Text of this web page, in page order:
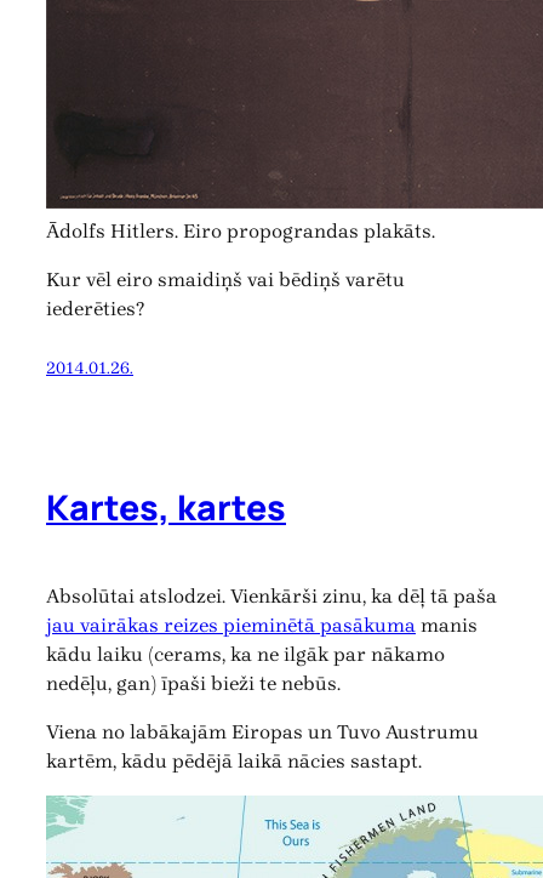
Ādolfs Hitlers. Eiro propograndas plakāts.
Kur vēl eiro smaidiņš vai bēdiņš varētu
iederēties?
2014.01.26.
Kartes, kartes
Absolūtai atslodzei. Vienkārši zinu, ka dēļ tā paša
jau vairākas reizes pieminētā pasākuma manis
kādu laiku (cerams, ka ne ilgāk par nākamo
nedēļu, gan) īpaši bieži te nebūs.
Viena no labākajām Eiropas un Tuvo Austrumu
kartēm, kādu pēdējā laikā nācies sastapt.